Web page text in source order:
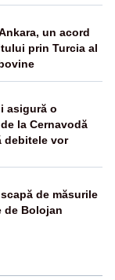
un acord
prin Turcia al
asigură o
la Cernavodă
debitele vor
de măsurile
de Bolojan